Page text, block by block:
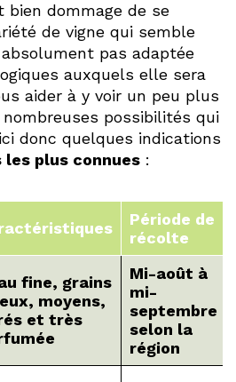
bien dommage de se
de vigne qui semble
pas adaptée
auxquels elle sera
aider à y voir un peu plus
possibilités qui
donc quelques indications
plus connues :
Période de
récolte
fine, grains
moyens,
et très
Mi-août à
mi-
septembre
selon la
région